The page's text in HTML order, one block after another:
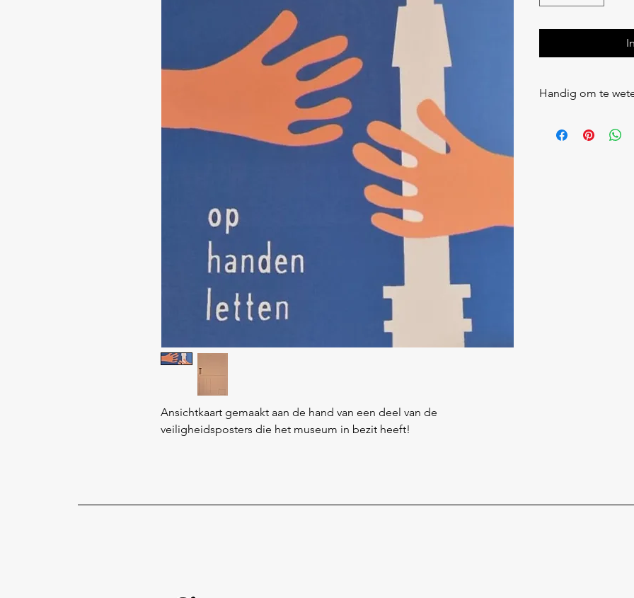
Ansichtkaart gemaakt aan de hand van een deel van de
veiligheidsposters die het museum in bezit heeft!
Handig om te
warmte. Leg ze